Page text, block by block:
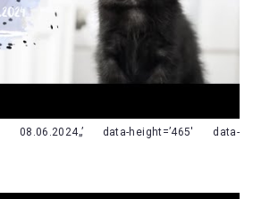
data-height=’465′ data-